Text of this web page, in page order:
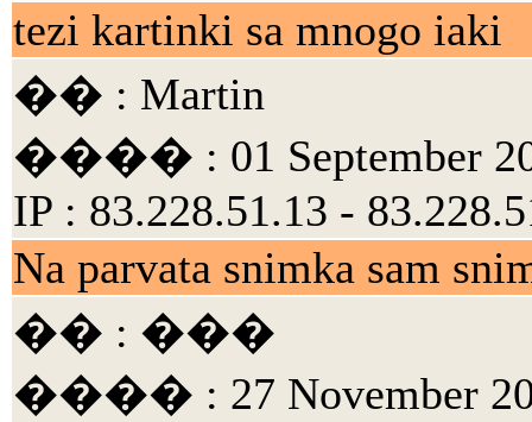
tezi kartinki sa mnogo iaki
�� : Martin
���� : 01 September
IP : 83.228.51.13 -
Na parvata snimka sam
�� : ���
���� : 27 November